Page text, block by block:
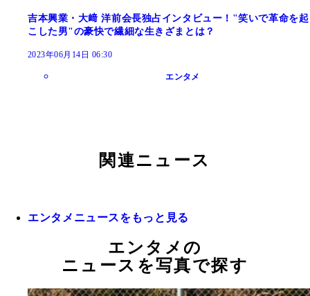
吉本興業・大﨑 洋前会長独占インタビュー！"笑いで革命を起
こした男"の豪快で繊細な生きざまとは？
2023年06月14日 06:30
エンタメ
関連ニュース
エンタメニュースをもっと見る
エンタメの
ニュースを写真で探す